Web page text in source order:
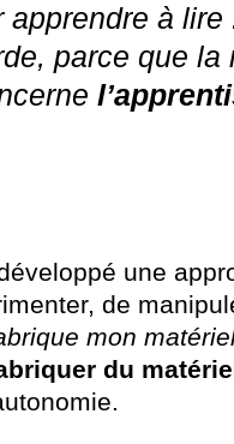
à lire
parce que
une
de
mon
du